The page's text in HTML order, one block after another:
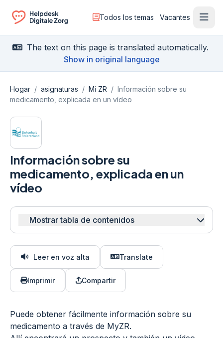
Ga naar de homepagina
Todos los temas Vacantes
The text on this page is translated automatically.
Show in original language
Hogar / asignaturas / Mi ZR / Información sobre su
medicamento, explicada en un vídeo
Información sobre su
medicamento, explicada en un
vídeo
Mostrar tabla de contenidos
Leer en voz alta Translate
Imprimir Compartir
Puede obtener fácilmente información sobre su
medicamento a través de MyZR.